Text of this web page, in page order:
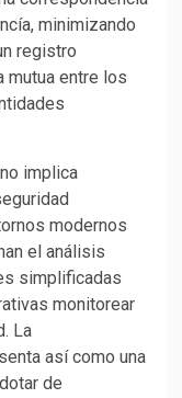
minimizando
registro
mutua entre los
implica
modernos
el análisis
simplificadas
monitorear
La
así como una
de